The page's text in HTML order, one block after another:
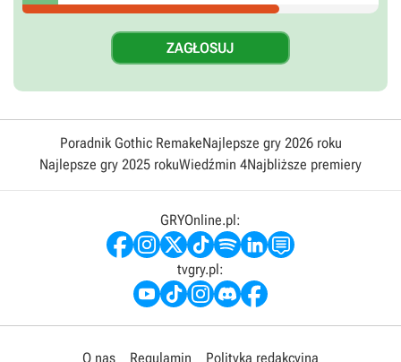
Poradnik Gothic RemakeNajlepsze gry 2026 roku
Najlepsze gry 2025 rokuWiedźmin 4Najbliższe premiery
GRYOnline.pl:
tvgry.pl:
O nas Regulamin Polityka redakcyjna